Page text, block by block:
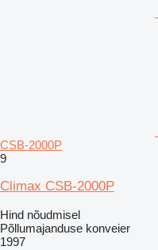
CSB-2000P
9
Climax CSB-2000P
Hind nõudmisel
Põllumajanduse konveier
1997